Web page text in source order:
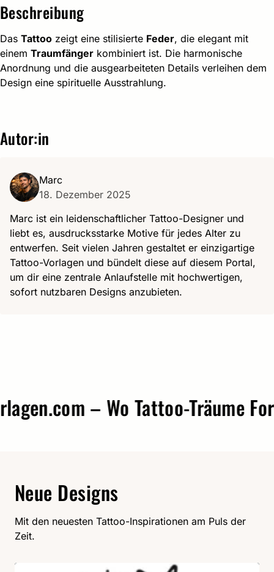
Beschreibung
Das Tattoo zeigt eine stilisierte Feder, die elegant mit
einem Traumfänger kombiniert ist. Die harmonische
Anordnung und die ausgearbeiteten Details verleihen dem
Design eine spirituelle Ausstrahlung.
Autor:in
Marc
18. Dezember 2025
Marc ist ein leidenschaftlicher Tattoo-Designer und
liebt es, ausdrucksstarke Motive für jedes Alter zu
entwerfen. Seit vielen Jahren gestaltet er einzigartige
Tattoo-Vorlagen und bündelt diese auf diesem Portal,
um dir eine zentrale Anlaufstelle mit hochwertigen,
sofort nutzbaren Designs anzubieten.
– Wo Tattoo-Träume Form
Neue Designs
Mit den neuesten Tattoo-Inspirationen am Puls der
Zeit.